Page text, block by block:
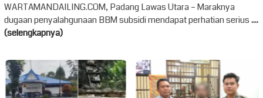
WARTAMANDAILING.COM, Padang Lawas Utara – Maraknya
dugaan penyalahgunaan BBM subsidi mendapat perhatian serius....
(selengkapnya)